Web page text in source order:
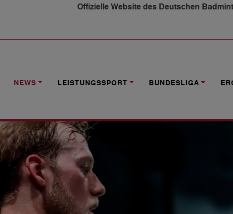
Offizielle Website des Deutschen
NEWS LEISTUNGSSPORT BUNDESLIGA